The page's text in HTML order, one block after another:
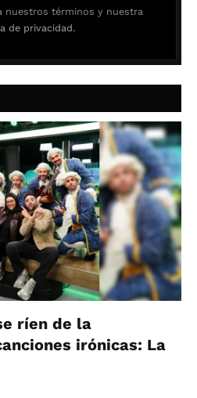
nuestros términos y nuestra
de privacidad.
ríen de la
irónicas: La